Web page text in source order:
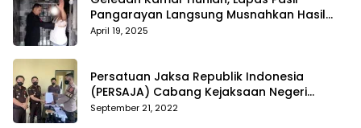
Pangarayan Langsung Musnahkan Hasil
Temuan
April 19, 2025
Persatuan Jaksa Republik Indonesia
(PERSAJA) Cabang Kejaksaan Negeri
Tanggamus resmi melaporkan Alvin Lim ke
September 21, 2022